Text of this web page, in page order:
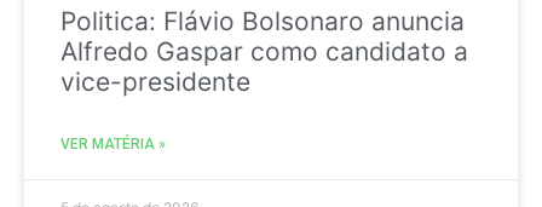
Politica: Flávio Bolsonaro anuncia
Alfredo Gaspar como candidato a
vice-presidente
VER MATÉRIA »